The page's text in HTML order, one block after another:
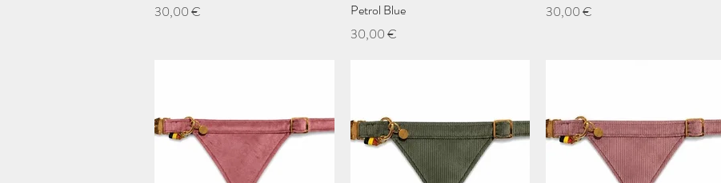
Prix
30,00 €
Petrol Blue
Prix
30,00 €
Prix
30,00 €